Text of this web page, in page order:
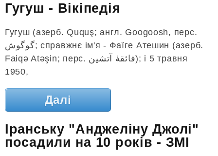
Гугуш - Вікіпедія
Гугуш (азерб. Ququş; англ. Googoosh, перс.
گوگوش‎; справжнє ім'я - Фаїге Атешин (азерб.
Faiqə Atəşin; перс. فائقهٔ آتشین‎); і 5 травня
1950,
Далі
Іранську "Анджеліну Джолі"
посадили на 10 років - ЗМІ